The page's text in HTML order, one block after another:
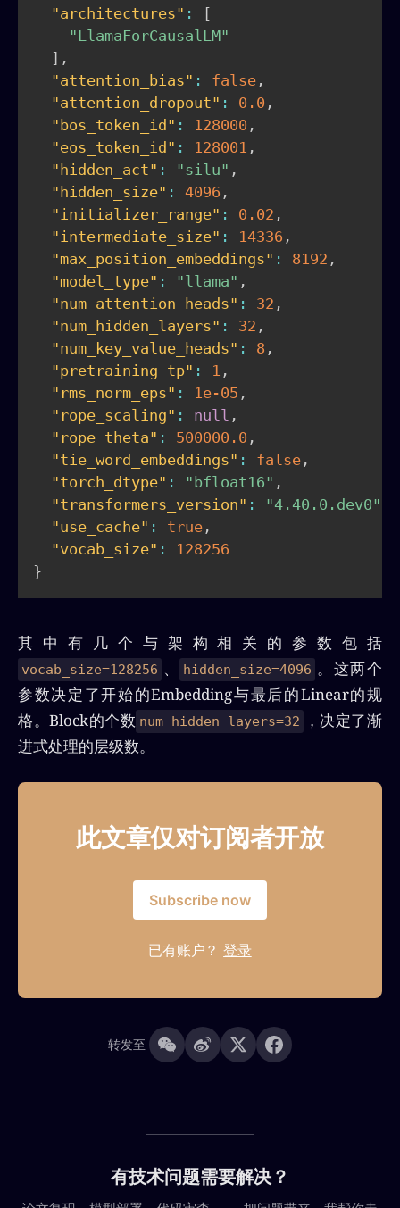
"architectures" :
[
"LlamaForCausalLM"
] ,
"attention_bias" : false ,
"attention_dropout" : 0.0 ,
"bos_token_id" : 128000 ,
"eos_token_id" : 128001 ,
"hidden_act" : "silu" ,
"hidden_size" : 4096 ,
"initializer_range" : 0.02 ,
"intermediate_size" : 14336 ,
"max_position_embeddings" : 8192 ,
"model_type" : "llama" ,
"num_attention_heads" : 32 ,
"num_hidden_layers" : 32 ,
"num_key_value_heads" : 8 ,
"pretraining_tp" : 1 ,
"rms_norm_eps" : 1e-05 ,
"rope_scaling" : null ,
"rope_theta" : 500000.0 ,
"tie_word_embeddings" : false ,
"torch_dtype" : "bfloat16" ,
"transformers_version" : "4.40.0.dev0"
"use_cache" : true ,
"vocab_size" :
128256
}
其中有几个与架构相关的参数包括
vocab_size=128256 、 hidden_size=4096 。这两个
参数决定了开始的Embedding与最后的Linear的规
格。Block的个数 num_hidden_layers=32
，决定了渐
进式处理的层级数。
此文章仅对订阅者开放
Subscribe now
已有账户？登录
转发至
有技术问题需要解决？